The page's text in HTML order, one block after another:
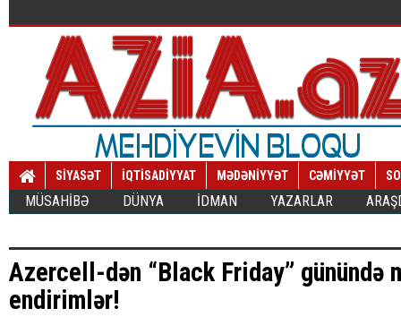
SİYASƏT İQTİSADİYYAT MƏDƏNİYYƏT CƏMİYYƏT
MÜSAHİBƏ DÜNYA İDMAN YAZARLAR
Azercell-dən “Black Friday” günündə
endirimlər!